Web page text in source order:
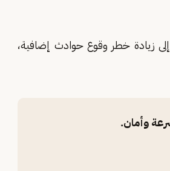
إلى زيادة خطر وقوع حوادث إضافية،
وأمان.